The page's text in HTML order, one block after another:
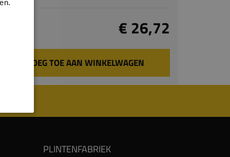
€ 26,72
VOEG TOE AAN WINKELWAGEN
PLINTENFABRIEK